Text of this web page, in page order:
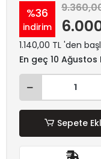
%36
indirim
1.140,00 TL 'den
En geç 10
Sepete